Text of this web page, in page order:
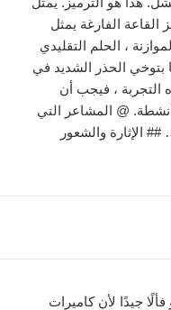
القاعة الفارغة يمثل
، الحلم التقليدي
الحذر الشديد في
التجربة ، فيجب أن
@ المشاعر التي
الإثارة والشعور
جيدًا لأن كاميرات